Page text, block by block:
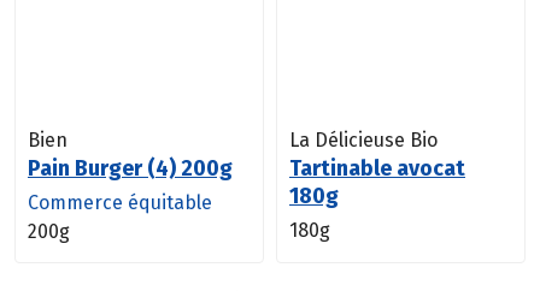
Bien
Pain Burger (4) 200g
Commerce équitable
200g
La Délicieuse Bio
Tartinable avocat
180g
180g